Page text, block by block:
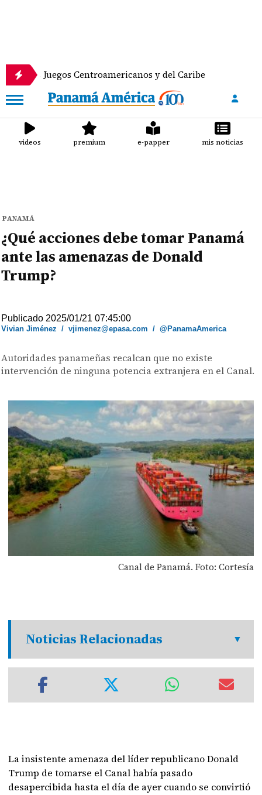
Centroamericanos y del Caribe
videos premium e-papper mis noticias
PANAMÁ
¿Qué acciones debe tomar Panamá
ante las amenazas de Donald
Trump?
Publicado 2025/01/21 07:45:00
Vivian Jiménez /vjimenez@epasa.com /@PanamaAmerica
Autoridades panameñas recalcan que no existe
intervención de ninguna potencia extranjera en el Canal.
Canal de Panamá. Foto: Cortesía
Noticias Relacionadas
La insistente amenaza del líder republicano Donald
Trump de tomarse el Canal había pasado
desapercibida hasta el día de ayer cuando se convirtió